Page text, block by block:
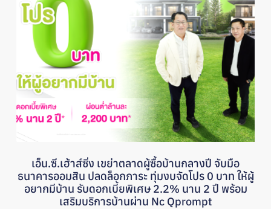
เอ็น.ซี.เฮ้าส์ซิ่ง เขย่าตลาดผู้ซื้อบ้านกลางปี จับมือ
ธนาคารออมสิน ปลดล็อกภาระ ทุ่มงบจัดโปร 0 บาท ให้ผู้
อยากมีบ้าน รับดอกเบี้ยพิเศษ 2.2% นาน 2 ปี พร้อม
เสริมบริการบ้านผ่าน Nc Qprompt